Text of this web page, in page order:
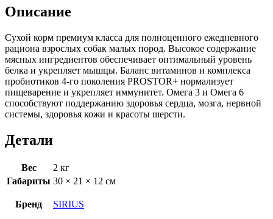
Описание
Сухой корм премиум класса для полноценного ежедневного
рациона взрослых собак малых пород. Высокое содержание
мясных ингредиентов обеспечивает оптимальный уровень
белка и укрепляет мышцы. Баланс витаминов и комплекса
пробиотиков 4-го поколения PROSTOR+ нормализует
пищеварение и укрепляет иммунитет. Омега 3 и Омега 6
способствуют поддержанию здоровья сердца, мозга, нервной
системы, здоровья кожи и красоты шерсти.
Детали
Вес
2 кг
Габариты 30 × 21 × 12 см
Бренд SIRIUS